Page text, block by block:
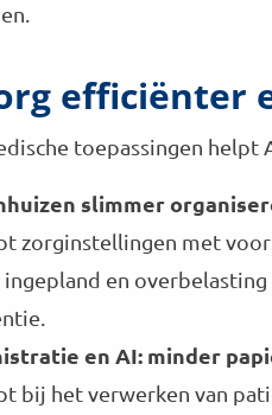
efficiënter
toepassingen
slimmer
zorginstellingen met
en
en AI: minder
bij het verwerken van